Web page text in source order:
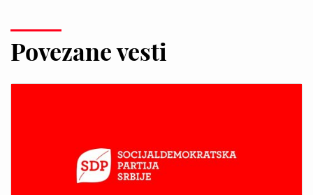
Povezane vesti